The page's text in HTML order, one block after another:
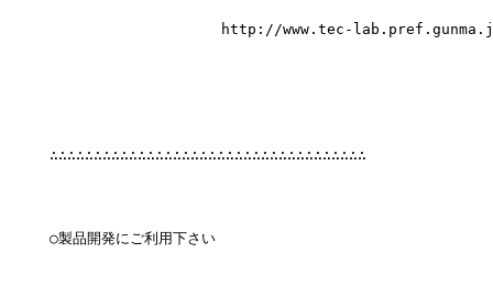
http://www.tec-
∴∴∴∴∴∴∴∴∴∴∴∴∴∴∴∴∴∴∴∴∴∴∴∴∴∴∴∴∴∴∴∴∴∴∴∴
○製品開発にご利用下さい